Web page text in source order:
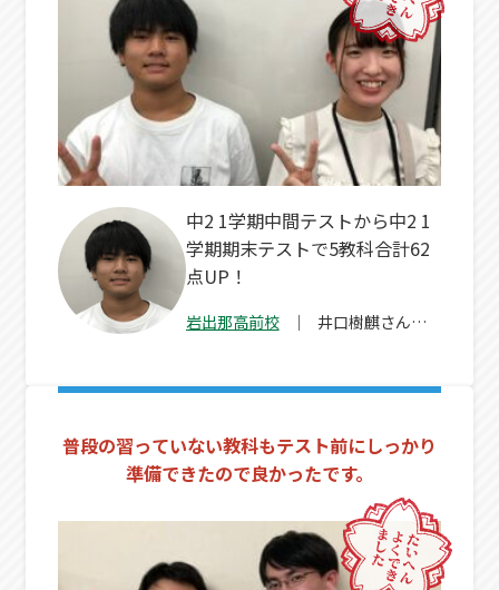
中2 1学期中間テストから中2 1
学期期末テストで5教科合計62
点UP！
岩出那高前校 井口樹麒さん
普段の習っていない教科もテスト前にしっかり
準備できたので良かったです。